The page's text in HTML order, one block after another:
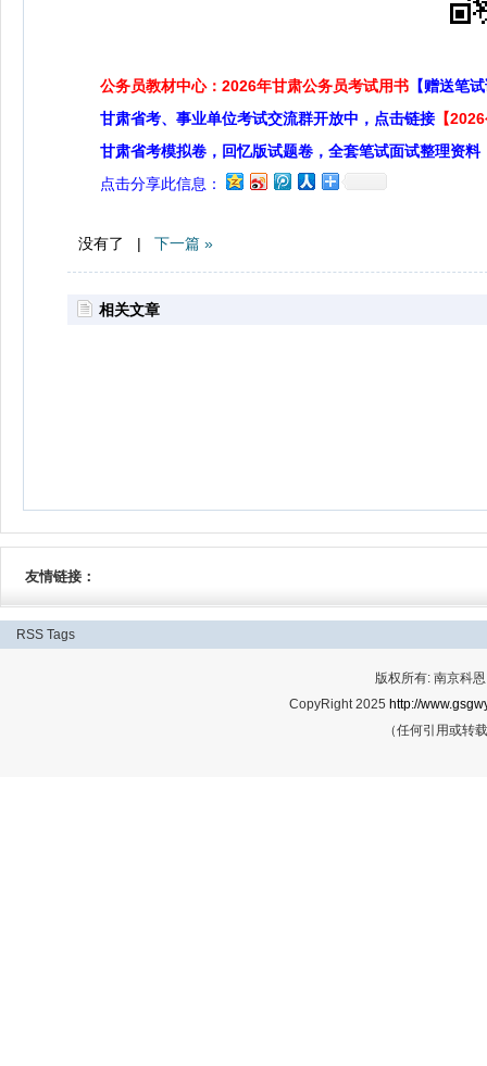
公务员教材中心：2026年甘肃公务员考试用书 【赠送笔
甘肃省考、事业单位考试交流群开放中，点击链接 【
甘肃省考模拟卷，回忆版试题卷，全套笔试面试整理资料
点击分享此信息：
没有了 | 下一篇 »
相关文章
友情链接：
RSS Tags
版权所有: 南京科
CopyRight 2025 http://
（任何引用或转